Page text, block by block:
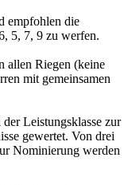
empfohlen die
5, 7, 9 zu werfen.
allen Riegen (keine
mit gemeinsamen
Leistungsklasse zur
gewertet. Von drei
Nominierung werden